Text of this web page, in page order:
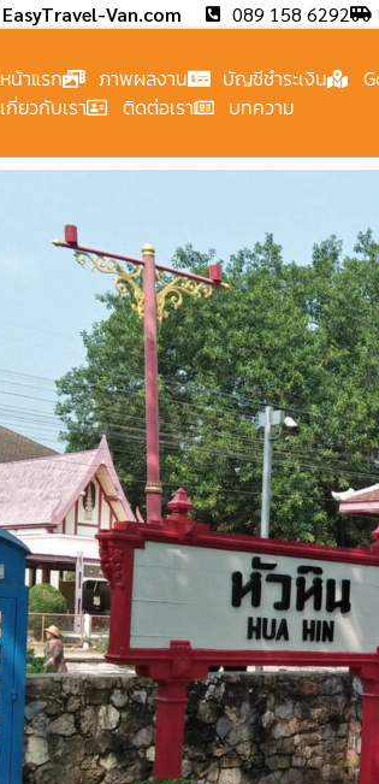
EasyTravel-Van.com 089 158 6292
หน้าแรก ภาพผลงาน บัญชีชำระเงิน
เกี่ยวกับเรา
ติดต่อเรา บทความ